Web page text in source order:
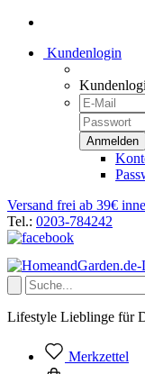
Kundenlogin
Versand frei ab 39€
Tel.: 0203-784242
Lifestyle Lieblinge für
Merkzettel